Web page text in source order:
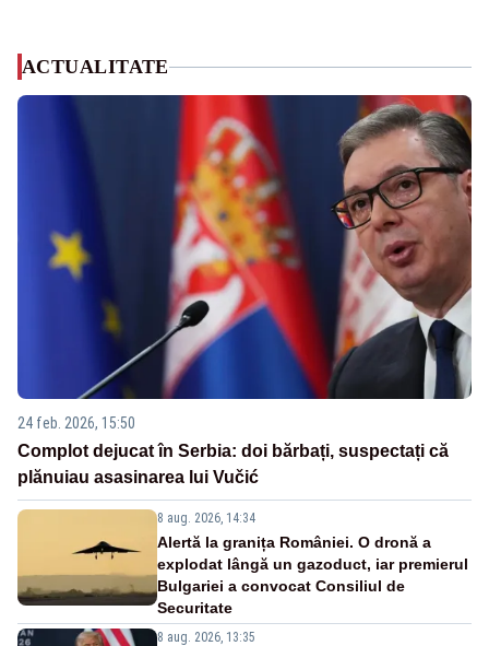
ACTUALITATE
24 feb. 2026, 15:50
Complot dejucat în Serbia: doi bărbați, suspectați că
plănuiau asasinarea lui Vučić
8 aug. 2026, 14:34
Alertă la granița României. O dronă a
explodat lângă un gazoduct, iar premierul
Bulgariei a convocat Consiliul de
Securitate
8 aug. 2026, 13:35